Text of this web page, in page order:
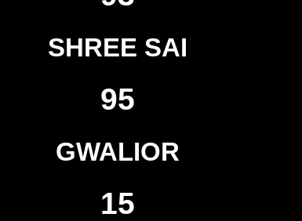
SHREE SAI
95
GWALIOR
15